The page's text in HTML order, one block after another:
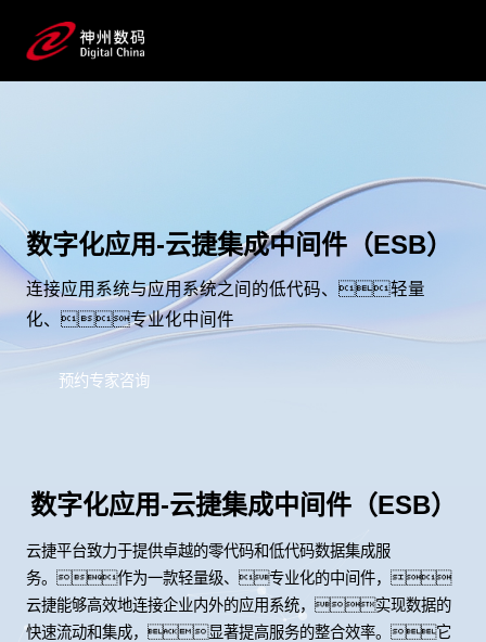
数字化应用-云捷集成中间件（ESB）
连接应用系统与应用系统之间的低代码、轻量
化、专业化中间件
预约专家咨询
数字化应用-云捷集成中间件（ESB）
云捷平台致力于提供卓越的零代码和低代码数据集成服
务。作为一款轻量级、专业化的中间件，
云捷能够高效地连接企业内外的应用系统，实现数据的
快速流动和集成，显著提高服务的整合效率。它